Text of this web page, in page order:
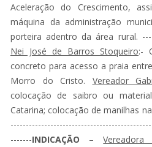
Aceleração do Crescimento,
máquina da administração
porteira adentro da área rural.
Nei José de Barros Stoqueiro:-
concreto para acesso a praia
Morro do Cristo. Vereador
colocação de saibro ou
Catarina; colocação de manilhas
-------INDICAÇÃO –